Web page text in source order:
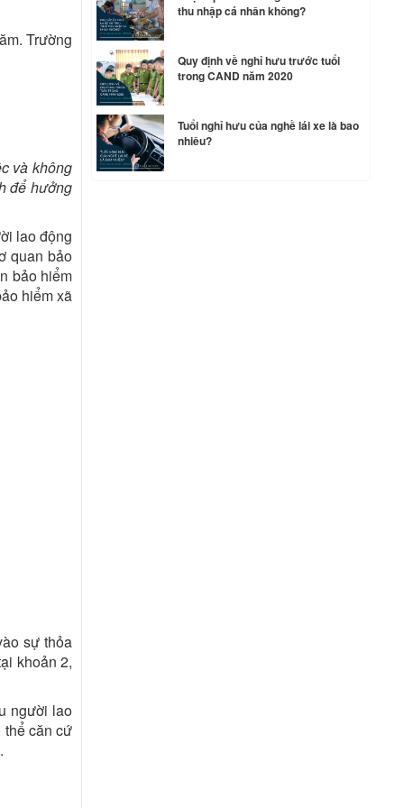
Trường
và không
để hưởng
lao động
quan bảo
bảo hiểm
hiểm xã
sự thỏa
khoản 2,
người lao
căn cứ
thu nhập cá nhân không?
Quy định về nghỉ hưu trước tuổi
trong CAND năm 2020
Tuổi nghỉ hưu của nghề lái xe là bao
nhiêu?